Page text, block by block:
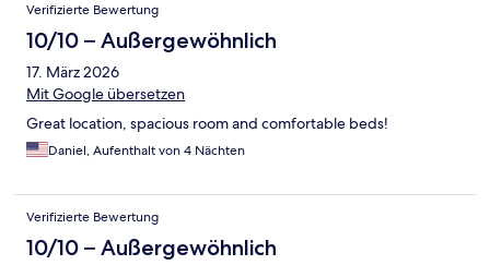
Verifizierte Bewertung
10/10 – Außergewöhnlich
17. März 2026
Mit Google übersetzen
Great location, spacious room and comfortable beds!
Daniel, Aufenthalt von 4 Nächten
Verifizierte Bewertung
10/10 – Außergewöhnlich